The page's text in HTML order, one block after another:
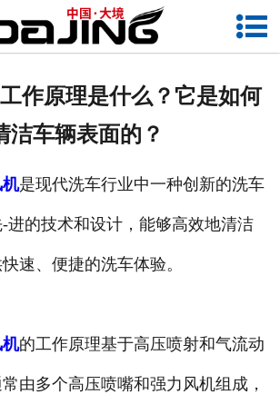
网站首页
风机知识
联系我们
作原理是什么？它是如何
洁车辆表面的？
是现代洗车行业中一种创新的洗车
进的技术和设计，能够高效地清洁
速、便捷的洗车体验。
的工作原理基于高压喷射和气流动
由多个高压喷嘴和强力风机组成，